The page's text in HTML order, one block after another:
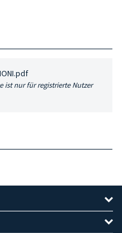
ist nur für registrierte Nutzer